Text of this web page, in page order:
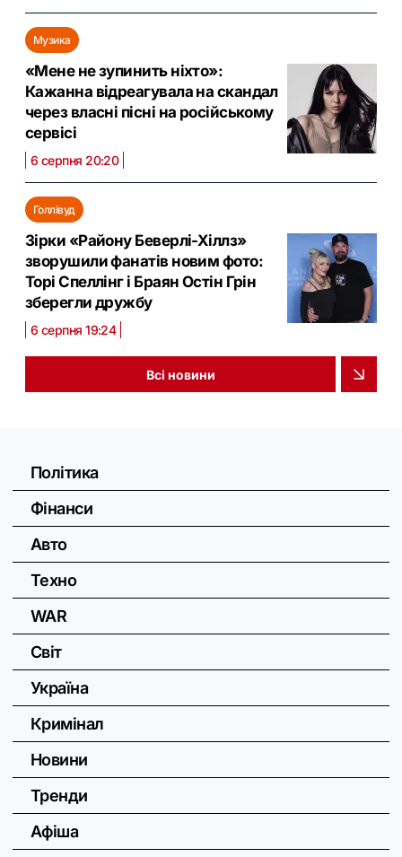
Музика
«Мене не зупинить ніхто»:
Кажанна відреагувала на скандал
через власні пісні на російському
сервісі
6 серпня 20:20
Голлівуд
Зірки «Району Беверлі-Хіллз»
зворушили фанатів новим фото:
Торі Спеллінг і Браян Остін Грін
зберегли дружбу
6 серпня 19:24
Всі новини
Політика
Фінанси
Авто
Техно
WAR
Світ
Україна
Кримінал
Новини
Тренди
Афіша